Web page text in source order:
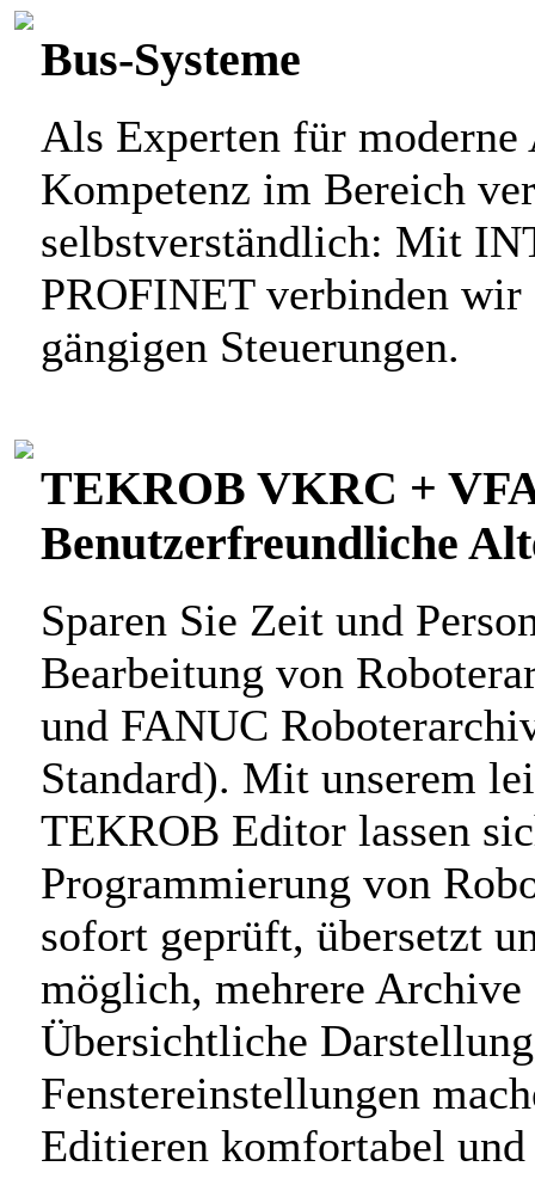
Bus-Systeme
Als Experten für
Kompetenz im Bereich
selbstverständlich: Mit
PROFINET verbinden
gängigen Steuerungen.
TEKROB VKRC +
Benutzerfreundliche
Sparen Sie Zeit und
Bearbeitung von
und FANUC
Standard). Mit unserem
TEKROB Editor lassen
Programmierung von
sofort geprüft, übersetzt
möglich, mehrere
Übersichtliche
Fenstereinstellungen
Editieren komfortabel